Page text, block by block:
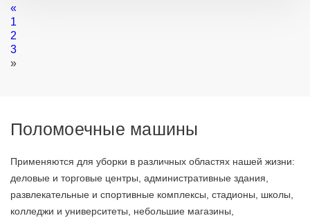
«
1
2
3
»
Поломоечные машины
Применяются для уборки в различных областях нашей жизни:
деловые и торговые центры, административные здания,
развлекательные и спортивные комплексы, стадионы, школы,
колледжи и университеты, небольшие магазины,